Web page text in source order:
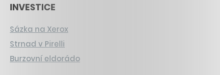
INVESTICE
Sázka na Xerox
Strnad v Pirelli
Burzovní eldorádo